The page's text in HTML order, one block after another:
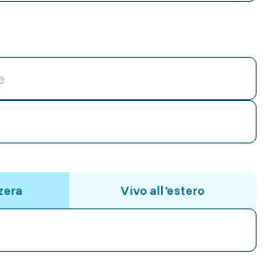
Vivo all'estero